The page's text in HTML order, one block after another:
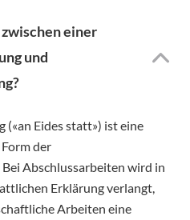
einer
und
(«an Eides statt») ist eine
der
Abschlussarbeiten wird in
Erklärung verlangt,
Arbeiten eine